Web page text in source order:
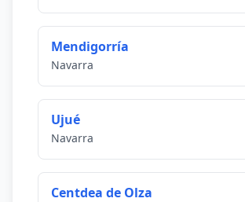
Mendigorría
Navarra
Ujué
Navarra
Centdea de Olza